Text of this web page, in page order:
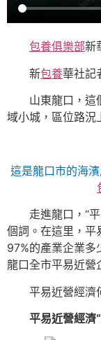
包養俱樂部新
新包養華社記
山東龍口，這
域小城，區位路況
這是龍口市的海
走進龍口，“
個詞。在這里，平
97%的產業企業多
龍口全市平易近
平易近營經濟
平易近營經濟